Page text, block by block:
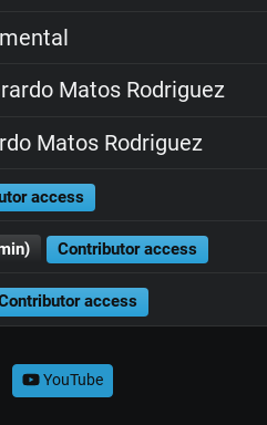
Matos Rodriguez
Matos Rodriguez
access
Contributor access
access
YouTube